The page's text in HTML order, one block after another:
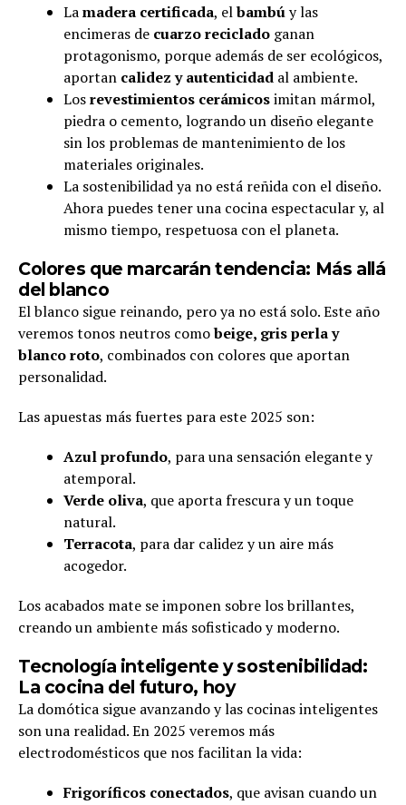
Lamadera certificada, elbambúy las
encimeras de cuarzo reciclado ganan
protagonismo, porque además de ser ecológicos,
aportan calidez y autenticidad al ambiente.
Losrevestimientos cerámicosimitan mármol,
piedra o cemento, logrando un diseño elegante
sin los problemas de mantenimiento de los
materiales originales.
La sostenibilidad ya no está reñida con el diseño.
Ahora puedes tener una cocina espectacular y, al
mismo tiempo, respetuosa con el planeta.
Colores que marcarán tendencia: Más allá
del blanco
El blanco sigue reinando, pero ya no está solo. Este año
veremos tonos neutros comobeige, gris perla y
blanco roto, combinados con colores que aportan
personalidad.
Las apuestas más fuertes para este 2025 son:
Azul profundo, para una sensación elegante y
atemporal.
Verde oliva, que aporta frescura y un toque
natural.
Terracota, para dar calidez y un aire más
acogedor.
Los acabados mate se imponen sobre los brillantes,
creando un ambiente más sofisticado y moderno.
Tecnología inteligente y sostenibilidad:
La cocina del futuro, hoy
La domótica sigue avanzando y las cocinas inteligentes
son una realidad. En 2025 veremos más
electrodomésticos que nos facilitan la vida:
Frigoríficos conectados, que avisan cuando un